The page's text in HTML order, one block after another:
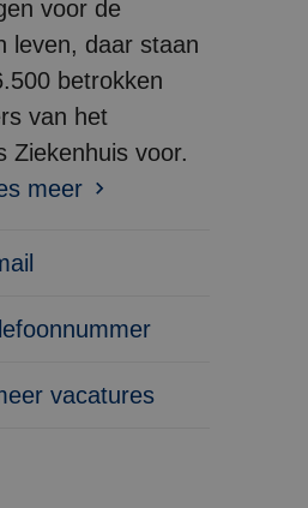
voor de
leven, daar staan
betrokken
van het
Ziekenhuis voor.
meer
vacatures